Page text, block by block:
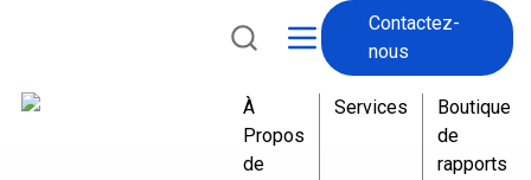
Contactez-
nous
À
Propos
de
Services
Boutique
de
rapports